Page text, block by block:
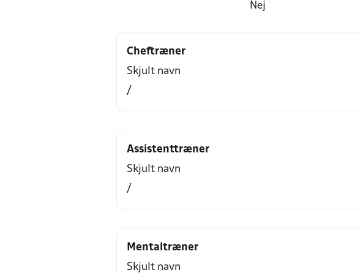
Nej
Cheftræner
Skjult navn
/
Assistenttræner
Skjult navn
/
Mentaltræner
Skjult navn